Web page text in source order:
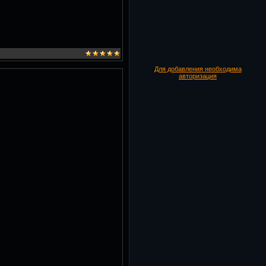
Для добавления необходима
авторизация